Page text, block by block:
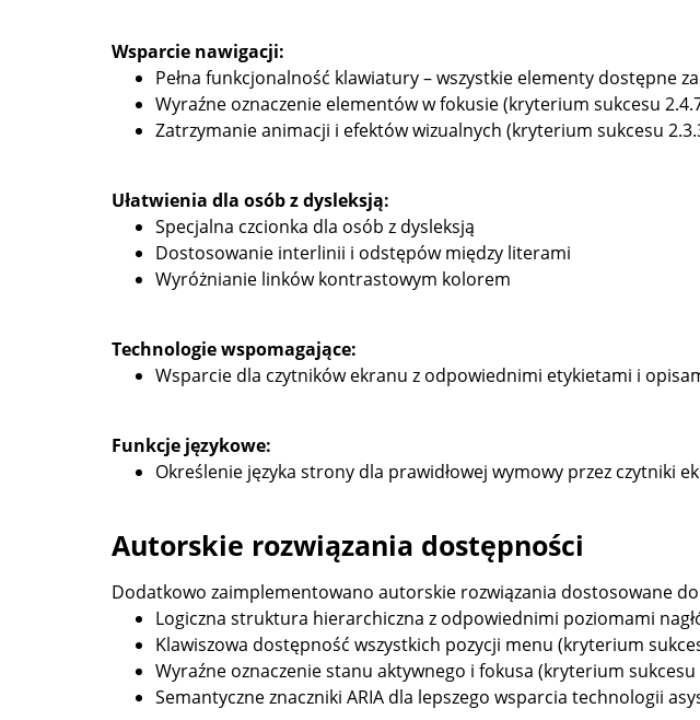
Wsparcie nawigacji:
Pełna funkcjonalność klawiatury – wszystkie elementy dostępne
Wyraźne oznaczenie elementów w fokusie (kryterium sukcesu
Zatrzymanie animacji i efektów wizualnych (kryterium sukcesu
Ułatwienia dla osób z dysleksją:
Specjalna czcionka dla osób z dysleksją
Dostosowanie interlinii i odstępów między literami
Wyróżnianie linków kontrastowym kolorem
Technologie wspomagające:
Wsparcie dla czytników ekranu z odpowiednimi etykietami i
Funkcje językowe:
Określenie języka strony dla prawidłowej wymowy przez czytniki
Autorskie rozwiązania dostępności
Dodatkowo zaimplementowano autorskie rozwiązania dostosowane
Logiczna struktura hierarchiczna z odpowiednimi poziomami
Klawiszowa dostępność wszystkich pozycji menu (kryterium
Wyraźne oznaczenie stanu aktywnego i fokusa (kryterium sukcesu
Semantyczne znaczniki ARIA dla lepszego wsparcia technologii